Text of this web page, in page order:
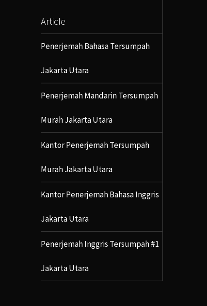
Article
Penerjemah Bahasa Tersumpah
Jakarta Utara
Penerjemah Mandarin Tersumpah
Murah Jakarta Utara
Kantor Penerjemah Tersumpah
Murah Jakarta Utara
Kantor Penerjemah Bahasa Inggris
Jakarta Utara
Penerjemah Inggris Tersumpah #1
Jakarta Utara